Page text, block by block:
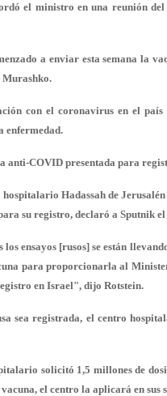
el ministro en una reunión
a enviar esta semana la
Murashko.
con el coronavirus en el
enfermedad.
anti-COVID presentada para
Hadassah de
su registro, declaró a Sputnik
los ensayos [rusos] se están
para proporcionarla al
en Israel", dijo Rotstein.
sea registrada, el centro
solicitó 1,5 millones de
el centro la aplicará en sus